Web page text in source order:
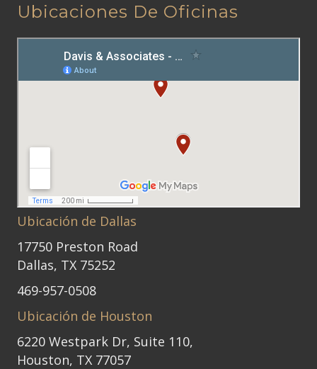
Ubicaciones De Oficinas
Ubicación de Dallas
17750 Preston Road
Dallas, TX 75252
469-957-0508
Ubicación de Houston
6220 Westpark Dr, Suite 110,
Houston, TX 77057